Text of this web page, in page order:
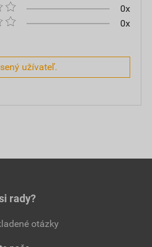
0x
0x
užívateľ.
rady?
otázky